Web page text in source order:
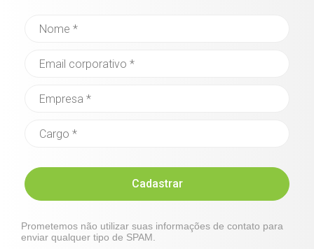
Cadastrar
Prometemos não utilizar suas informações de contato para
enviar qualquer tipo de SPAM.